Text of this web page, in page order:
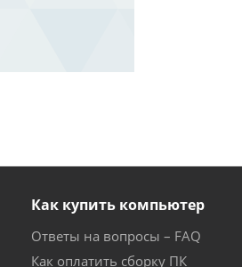
Как купить компьютер
Ответы на вопросы – FAQ
Как оплатить сборку ПК